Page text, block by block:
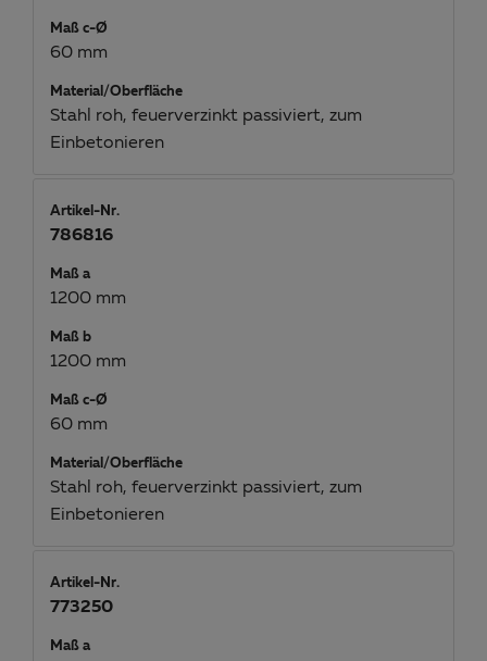
Maß c-Ø
60 mm
Material/Oberfläche
Stahl roh, feuerverzinkt passiviert, zum
Einbetonieren
Artikel-Nr.
786816
Maß a
1200 mm
Maß b
1200 mm
Maß c-Ø
60 mm
Material/Oberfläche
Stahl roh, feuerverzinkt passiviert, zum
Einbetonieren
Artikel-Nr.
773250
Maß a